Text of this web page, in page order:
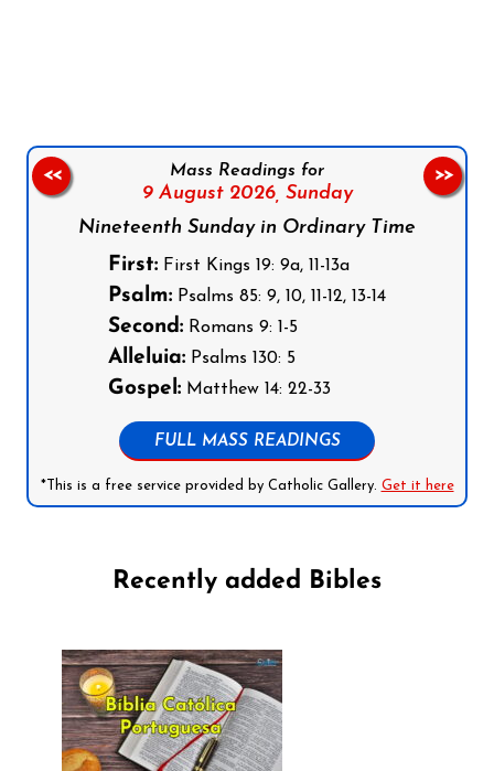
Mass Readings for
9 August 2026, Sunday
Nineteenth Sunday in Ordinary Time
First: First Kings 19: 9a, 11-13a
Psalm: Psalms 85: 9, 10, 11-12, 13-14
Second: Romans 9: 1-5
Alleluia: Psalms 130: 5
Gospel: Matthew 14: 22-33
FULL MASS READINGS
*This is a free service provided by Catholic Gallery. Get it here
<< >>
Recently added Bibles